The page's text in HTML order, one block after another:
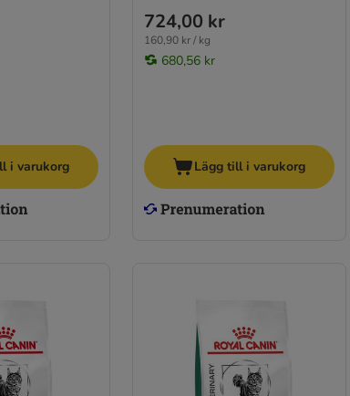
i varukorg
724,00 kr
160,90 kr / kg
680,56 kr
Lägg till i varukorg